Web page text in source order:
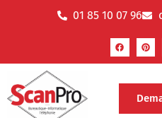
01 85 10 07 96